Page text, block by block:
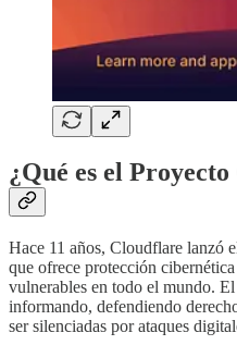
¿Qué es el
Hace 11 años, Cloudflare lanzó
que ofrece protección
vulnerables en todo el mundo.
informando, defendiendo
ser silenciadas por ataques